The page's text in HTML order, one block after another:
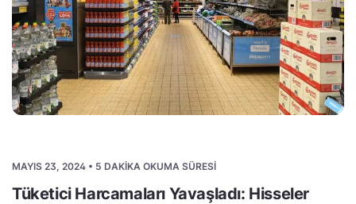
MAYIS 23, 2024 • 5 DAKIKA OKUMA SÜRESI
Tüketici Harcamaları Yavaşladı: Hisseler